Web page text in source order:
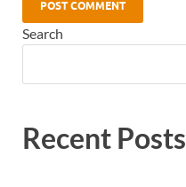
Search
Recent Posts